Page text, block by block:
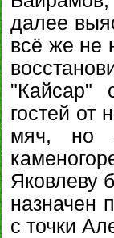
далее
всё же не
"Кайсар"
гостей от
мяч, но
Яковлеву
назначен
с точки